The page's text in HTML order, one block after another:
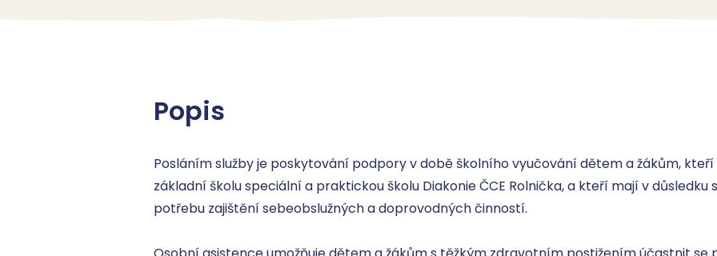
Popis
Posláním služby je poskytování podpory v době školního vyučování dětem a žákům,
základní školu speciální a praktickou školu Diakonie ČCE Rolnička, a kteří mají v důsledku
potřebu zajištění sebeobslužných a doprovodných činností.